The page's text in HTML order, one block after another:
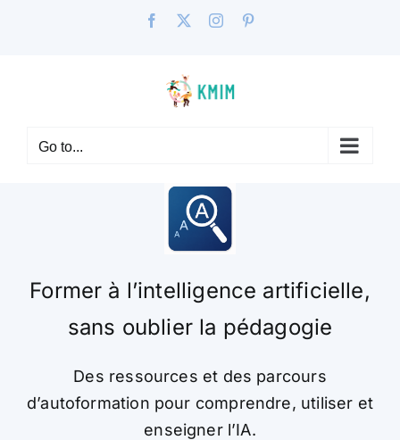
Facebook Instagram
Go to...
Former à l’intelligence artificielle,
sans oublier la pédagogie
Des ressources et des parcours
d’autoformation pour comprendre, utiliser et
enseigner l’IA.